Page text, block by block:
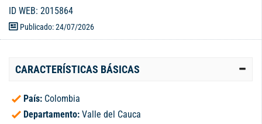
ID WEB: 2015864
Publicado: 24/07/2026
CARACTERÍSTICAS BÁSICAS
País: Colombia
Departamento: Valle del Cauca